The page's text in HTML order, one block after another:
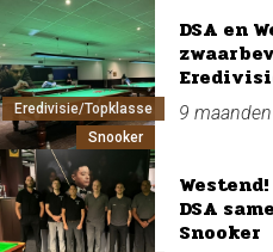
Eredivisie/Topklasse
Snooker
DSA en
9
DSA
Snooker